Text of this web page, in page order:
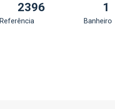
2396
Referência
1
Banheiro